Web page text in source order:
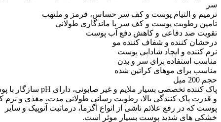
و التیام پوست و کف سر حساس، قرمز و ملتهب
رطوبت پوست و کف سر با ماندگاری طولانی
صد دفاعی و کاهش دفع آب پوست
کننده و شفاف کننده مو
و ایجاد شادابی پوست
استفاده برای سر و بدن
برای موهای کراتین شده
پاک کننده تخصصی بسیار ملایم و غیر صابونی، دارای pH سازگار با پوست
پاک کنندگی بالا، رطوبت رسانی طولانی مدت، مغذی و نرم کننده
که در رفع علائم ناشی از انواع اگزما، درماتیت آتوپیک و سایر
های شدید پوست بسیار موثر است.